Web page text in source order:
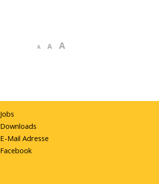
A A A
Jobs
Downloads
E-Mail Adresse
Facebook